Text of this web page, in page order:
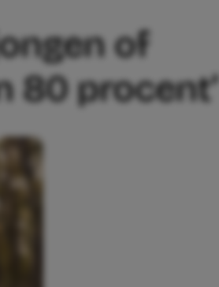
of
80 procent’